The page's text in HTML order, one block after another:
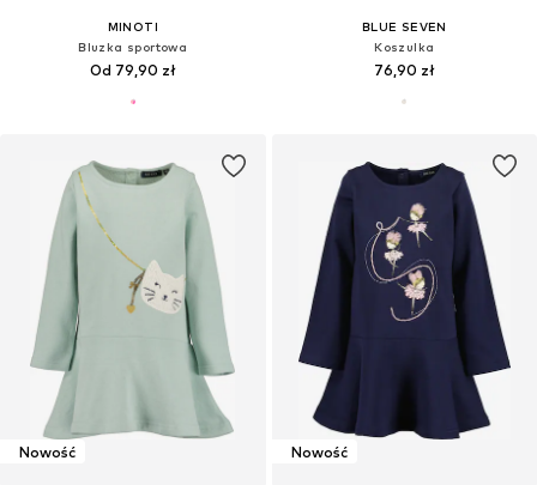
MINOTI
Bluzka sportowa
Od 79,90 zł
BLUE SEVEN
Koszulka
76,90 zł
Nowość Nowość